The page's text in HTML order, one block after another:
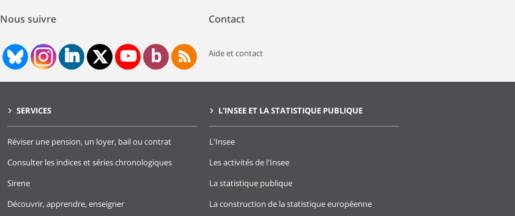
Nous suivre Contact
Aide et contact
SERVICES
Réviser une pension, un loyer, bail ou contrat
Consulter les indices et séries chronologiques
Sirene
Découvrir, apprendre, enseigner
L'INSEE ET LA STATISTIQUE PUBLIQUE
L'Insee
Les activités de l'Insee
La statistique publique
La construction de la statistique européenne